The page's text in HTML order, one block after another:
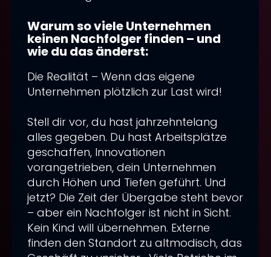
Sichtbarkeit ist
Schluss mit Alibi-Marketing: Die
Content Stategie 2026
Deine Webagentur Freiburg für
Dein Online-Vertriebs-Turbo: Wie
Du mit unserer Webagentur in
Freiburg jetzt sofort Leads zu
Kunden machst
Dein Digitaler Vorsprung 2026: Wie
deine Webagentur in Freiburg mit
3 Neuro-Hacks die Konkurrenz
Barrierefreiheitsfunktionen
Feedback und Kontakt
Warum so viele Unternehmen
keinen Nachfolger finden – und
wie du das änderst:
Die Realität – Wenn das eigene
Unternehmen plötzlich zur Last wird!
Stell dir vor, du hast jahrzehntelang
alles gegeben. Du hast Arbeitsplätze
geschaffen, Innovationen
vorangetrieben, dein Unternehmen
durch Höhen und Tiefen geführt. Und
jetzt? Die Zeit der Übergabe steht bevor
– aber ein Nachfolger ist nicht in Sicht.
Kein Kind will übernehmen. Externe
finden den Standort zu altmodisch, das